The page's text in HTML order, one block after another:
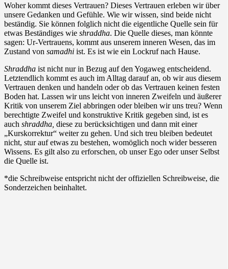
Woher kommt dieses Vertrauen? Dieses Vertrauen erleben wir über
unsere Gedanken und Gefühle. Wie wir wissen, sind beide nicht
beständig. Sie können folglich nicht die eigentliche Quelle sein für
etwas Beständiges wie shraddha. Die Quelle dieses, man könnte
sagen: Ur-Vertrauens, kommt aus unserem inneren Wesen, das im
Zustand von samadhi ist. Es ist wie ein Lockruf nach Hause.
Shraddha ist nicht nur in Bezug auf den Yogaweg entscheidend.
Letztendlich kommt es auch im Alltag darauf an, ob wir aus diesem
Vertrauen denken und handeln oder ob das Vertrauen keinen festen
Boden hat. Lassen wir uns leicht von inneren Zweifeln und äußerer
Kritik von unserem Ziel abbringen oder bleiben wir uns treu? Wenn
berechtigte Zweifel und konstruktive Kritik gegeben sind, ist es
auch shraddha, diese zu berücksichtigen und dann mit einer
„Kurskorrektur“ weiter zu gehen. Und sich treu bleiben bedeutet
nicht, stur auf etwas zu bestehen, womöglich noch wider besseren
Wissens. Es gilt also zu erforschen, ob unser Ego oder unser Selbst
die Quelle ist.
*die Schreibweise entspricht nicht der offiziellen Schreibweise, die
Sonderzeichen beinhaltet.